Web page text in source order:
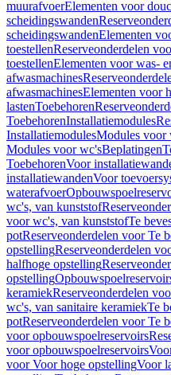
muurafvoerElementen voor
scheidingswanden
scheidingswandenElementen
toestellenReserveonderdelen
toestellenElementen voor was-
afwasmachines
afwasmachinesElementen voor
lastenToebehoren
ToebehorenInstallatiemodules
InstallatiemodulesModules voor
Modules voor wc'sBeplatingen
ToebehorenVoor
installatiewandenVoor
waterafvoer
wc's, van kunststof
voor wc's, van kunststofTe
potReserveonderdelen voor Te
opstellingReserveonderdelen
halfhoge opstelling
opstelling
keramiekReserveonderdelen
wc's, van sanitaire keramiekTe
potReserveonderdelen voor Te
voor opbouwspoelreservoirs
voor opbouwspoelreservoirs
voor Voor hoge opstellingVoor